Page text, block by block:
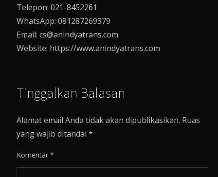
Telepon: 021-8452261
WhatsApp: 081287269379
Email: cs@anindyatrans.com
Website: https://www.anindyatrans.com
Tinggalkan Balasan
Alamat email Anda tidak akan dipublikasikan. Ruas
yang wajib ditandai*
Komentar*